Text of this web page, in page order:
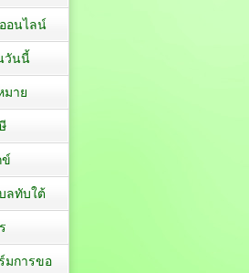
อนไลน์
วันนี้
มาย
ข์
ลทับใต้
มการขอ